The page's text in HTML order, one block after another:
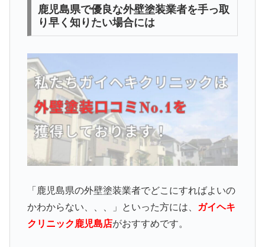
鹿児島県で優良な外壁塗装業者を手っ取
り早く知りたい場合には
「鹿児島県の外壁塗装業者でどこにすればよいの
かわからない、、、」といった方には、 ガイヘキ
クリニック鹿児島店がおすすめです。